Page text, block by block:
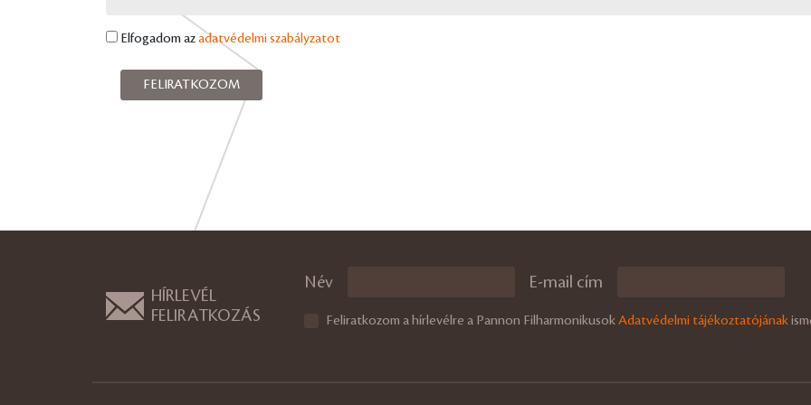
Elfogadom azadatvédelmi szabályzatot
HÍRLEVÉL
FELIRATKOZÁS
Név E-mail cím
Feliratkozom a hírlevélre a Pannon FilharmonikusokAdatvédelmi tájékoztatójának